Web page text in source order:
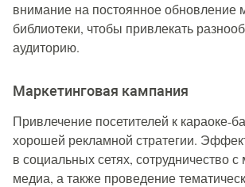
внимание на постоянное обновление
библиотеки, чтобы привлекать
аудиторию.
Маркетинговая кампания
Привлечение посетителей к караоке-
хорошей рекламной стратегии.
в социальных сетях, сотрудничество
медиа, а также проведение